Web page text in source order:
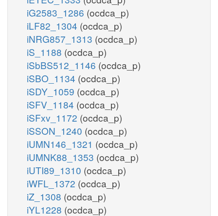
iG2583_1286 (ocdca_p)
iLF82_1304 (ocdca_p)
iNRG857_1313 (ocdca_p)
iS_1188 (ocdca_p)
iSbBS512_1146 (ocdca_p)
iSBO_1134 (ocdca_p)
iSDY_1059 (ocdca_p)
iSFV_1184 (ocdca_p)
iSFxv_1172 (ocdca_p)
iSSON_1240 (ocdca_p)
iUMN146_1321 (ocdca_p)
iUMNK88_1353 (ocdca_p)
iUTI89_1310 (ocdca_p)
iWFL_1372 (ocdca_p)
iZ_1308 (ocdca_p)
iYL1228 (ocdca_p)